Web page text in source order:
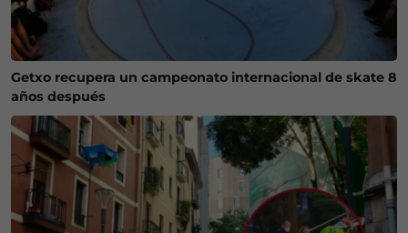
Getxo recupera un campeonato internacional de skate 8
años después